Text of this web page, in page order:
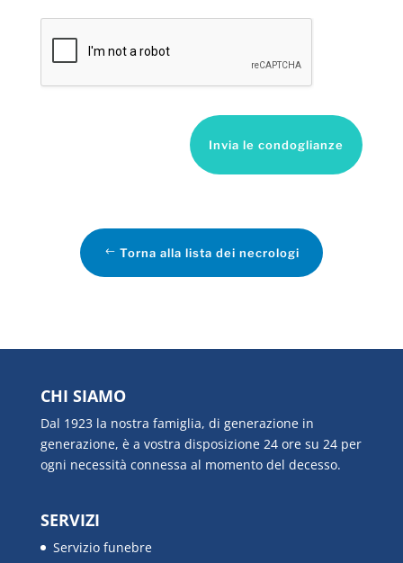
Invia le condoglianze
Torna alla lista dei necrologi
CHI SIAMO
Dal 1923 la nostra famiglia, di generazione in
generazione, è a vostra disposizione 24 ore su 24 per
ogni necessità connessa al momento del decesso.
SERVIZI
Servizio funebre